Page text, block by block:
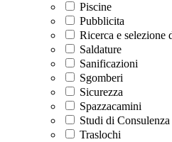
Piscine
Pubblicita
Ricerca e selezione
Saldature
Sanificazioni
Sgomberi
Sicurezza
Spazzacamini
Studi di Consulenza
Traslochi